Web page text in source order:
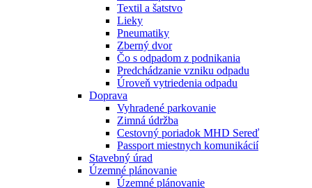
Textil a šatstvo
Lieky
Pneumatiky
Zberný dvor
Čo s odpadom z podnikania
Predchádzanie vzniku odpadu
Úroveň vytriedenia odpadu
Doprava
Vyhradené parkovanie
Zimná údržba
Cestovný poriadok MHD Sereď
Passport miestnych komunikácií
Stavebný úrad
Územné plánovanie
Územné plánovanie